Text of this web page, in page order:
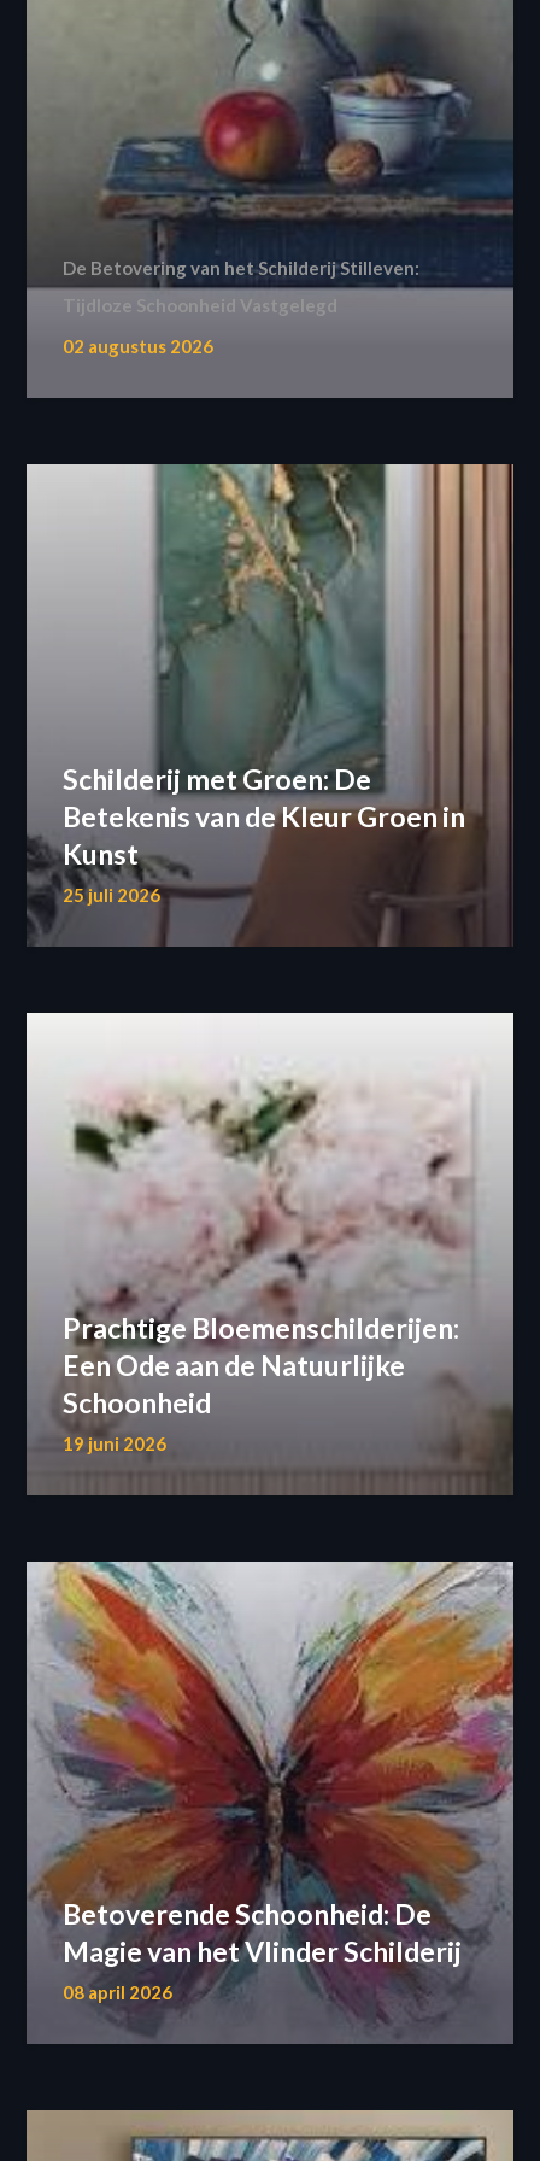
De Betovering van het Schilderij Stilleven:
Tijdloze Schoonheid Vastgelegd
02 augustus 2026
Schilderij met Groen: De
Betekenis van de Kleur Groen in
Kunst
25 juli 2026
Prachtige Bloemenschilderijen:
Een Ode aan de Natuurlijke
Schoonheid
19 juni 2026
Betoverende Schoonheid: De
Magie van het Vlinder Schilderij
08 april 2026